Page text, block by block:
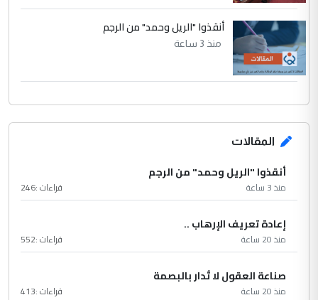
أنقذوا "الريل وحمد" من الرجم
منذ 3 ساعة
المقالات
أنقذوا "الريل وحمد" من الرجم
منذ 3 ساعة قراءات :246
إعادة تعريف الإرهاب ..
منذ 20 ساعة قراءات :552
صناعة العقول لا تُدار بالبصمة
منذ 20 ساعة قراءات :413